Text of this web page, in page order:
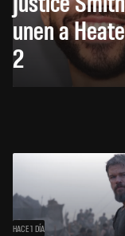
unen a
2
HACE 1 DÍA